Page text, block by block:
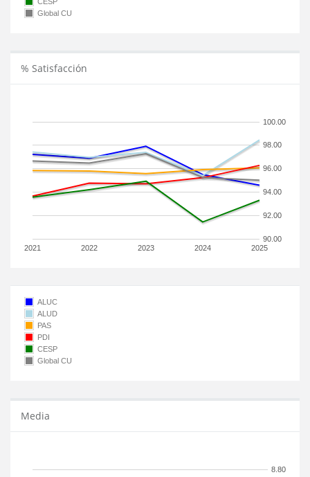
Global CU
% Satisfacción
2021 2022 2023 2024 2025
90.00
92.00
94.00
96.00
98.00
100.00
ALUC
ALUD
PAS
PDI
CESP
Global CU
Media
8.80